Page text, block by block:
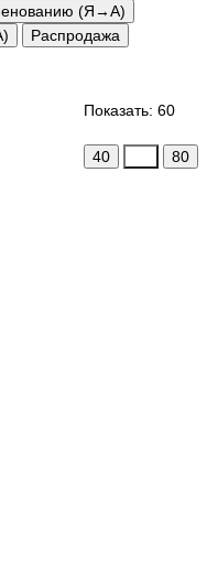
(Я→А)
Распродажа
Показать: 60
40 80